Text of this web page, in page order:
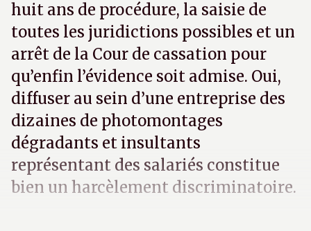
huit ans de procédure, la saisie de
toutes les juridictions possibles et un
arrêt de la Cour de cassation pour
qu’enfin l’évidence soit admise. Oui,
diffuser au sein d’une entreprise des
dizaines de photomontages
dégradants et insultants
représentant des salariés constitue
bien un harcèlement discriminatoire.